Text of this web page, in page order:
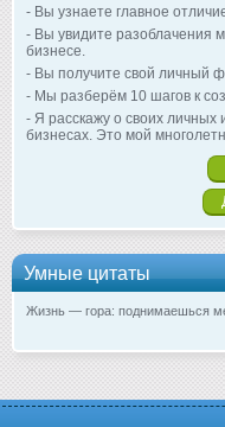
- Вы узнаете главное
- Вы увидите разоблачения
бизнесе.
- Вы получите свой личный
- Мы разберём 10 шагов к
- Я расскажу о своих
бизнесах. Это мой
Умные цитаты
Жизнь — гора: поднимаешься